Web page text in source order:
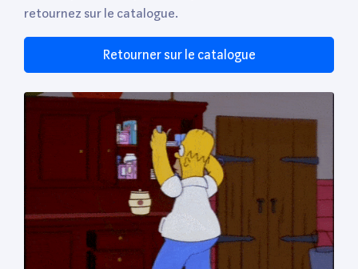
retournez sur le catalogue.
Retourner sur le catalogue